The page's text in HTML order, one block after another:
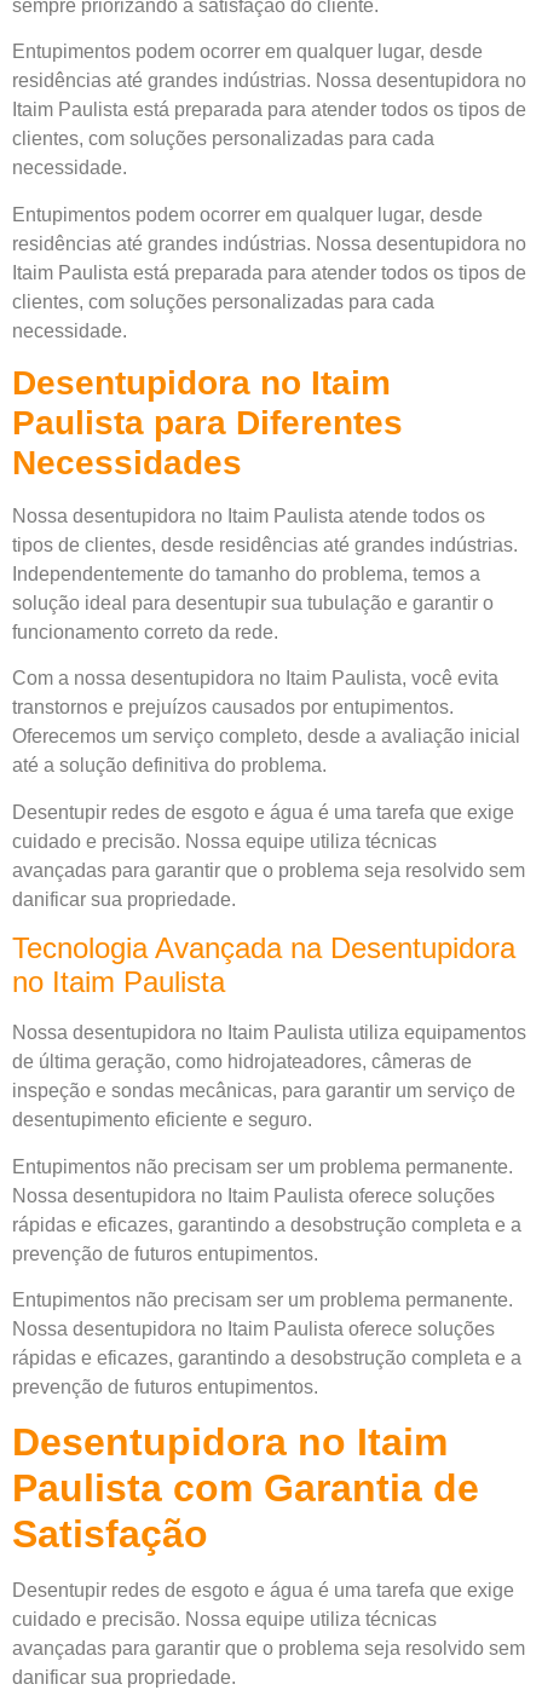
sempre priorizando a satisfação do cliente.
Entupimentos podem ocorrer em qualquer lugar, desde
residências até grandes indústrias. Nossa desentupidora no
Itaim Paulista está preparada para atender todos os tipos de
clientes, com soluções personalizadas para cada
necessidade.
Entupimentos podem ocorrer em qualquer lugar, desde
residências até grandes indústrias. Nossa desentupidora no
Itaim Paulista está preparada para atender todos os tipos de
clientes, com soluções personalizadas para cada
necessidade.
Desentupidora no Itaim
Paulista para Diferentes
Necessidades
Nossa desentupidora no Itaim Paulista atende todos os
tipos de clientes, desde residências até grandes indústrias.
Independentemente do tamanho do problema, temos a
solução ideal para desentupir sua tubulação e garantir o
funcionamento correto da rede.
Com a nossa desentupidora no Itaim Paulista, você evita
transtornos e prejuízos causados por entupimentos.
Oferecemos um serviço completo, desde a avaliação inicial
até a solução definitiva do problema.
Desentupir redes de esgoto e água é uma tarefa que exige
cuidado e precisão. Nossa equipe utiliza técnicas
avançadas para garantir que o problema seja resolvido sem
danificar sua propriedade.
Tecnologia Avançada na Desentupidora
no Itaim Paulista
Nossa desentupidora no Itaim Paulista utiliza equipamentos
de última geração, como hidrojateadores, câmeras de
inspeção e sondas mecânicas, para garantir um serviço de
desentupimento eficiente e seguro.
Entupimentos não precisam ser um problema permanente.
Nossa desentupidora no Itaim Paulista oferece soluções
rápidas e eficazes, garantindo a desobstrução completa e a
prevenção de futuros entupimentos.
Entupimentos não precisam ser um problema permanente.
Nossa desentupidora no Itaim Paulista oferece soluções
rápidas e eficazes, garantindo a desobstrução completa e a
prevenção de futuros entupimentos.
Desentupidora no Itaim
Paulista com Garantia de
Satisfação
Desentupir redes de esgoto e água é uma tarefa que exige
cuidado e precisão. Nossa equipe utiliza técnicas
avançadas para garantir que o problema seja resolvido sem
danificar sua propriedade.